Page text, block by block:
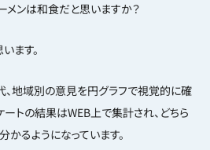
メンは和食だと思いますか？
ます。
地域別の意見を円グラフで視覚的に確
ートの結果はWEB上で集計され、どちら
るようになっています。